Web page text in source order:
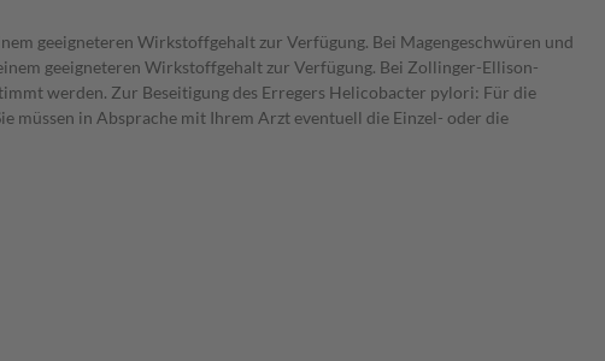
geeigneteren Wirkstoffgehalt zur Verfügung. Bei Magengeschwüren und
geeigneteren Wirkstoffgehalt zur Verfügung. Bei Zollinger-Ellison-
werden. Zur Beseitigung des Erregers Helicobacter pylori: Für die
müssen in Absprache mit Ihrem Arzt eventuell die Einzel- oder die